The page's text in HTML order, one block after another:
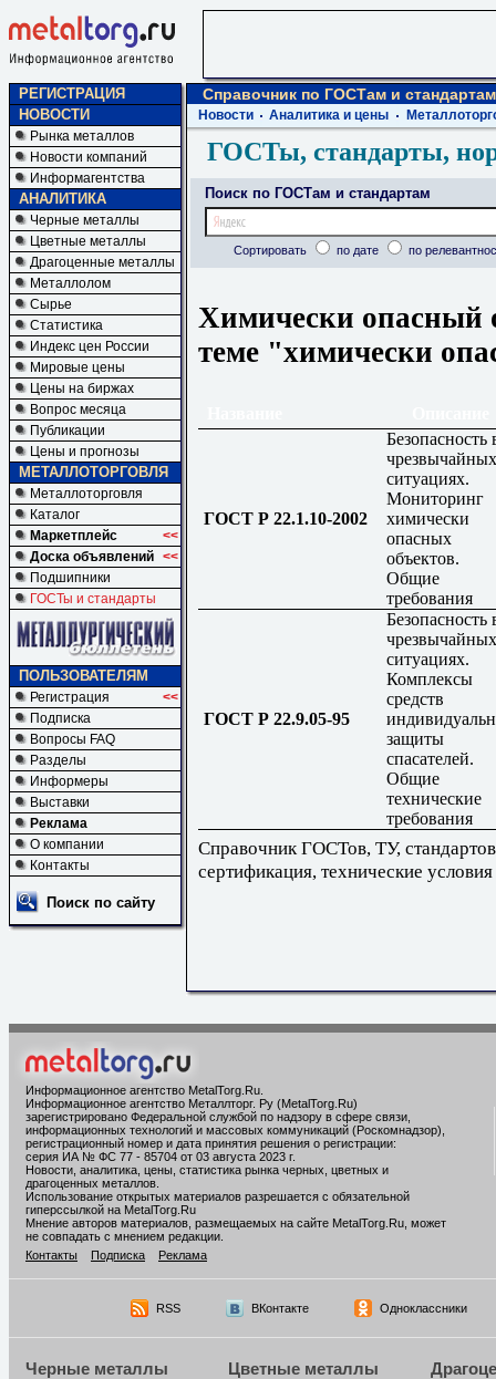
РЕГИСТРАЦИЯ
НОВОСТИ
Рынка металлов
Новости компаний
Информагентства
АНАЛИТИКА
Черные металлы
Цветные металлы
Драгоценные металлы
Металлолом
Сырье
Статистика
Индекс цен России
Мировые цены
Цены на биржах
Вопрос месяца
Публикации
Цены и прогнозы
МЕТАЛЛОТОРГОВЛЯ
Металлоторговля
Каталог
Маркетплейс
<<
Доска объявлений <<
Подшипники
ГОСТы и стандарты
ПОЛЬЗОВАТЕЛЯМ
Регистрация
<<
Подписка
Вопросы FAQ
Разделы
Информеры
Выставки
Реклама
О компании
Контакты
Поиск по сайту
Справочник по ГОСТам и стандартам
Новости Аналитика и цены
ГОСТы, стандарты,
Поиск по ГОСТам и стандартам
Сортировать по дате по
Химически опасный
теме "химически
ГОСТ Р 22.1.10-2002
Безопасность
чрезвычайных
ситуациях.
Мониторинг
химически
опасных
объектов.
Общие
требования
ГОСТ Р 22.9.05-95
Безопасность
чрезвычайных
ситуациях.
Комплексы
средств
защиты
спасателей.
Общие
технические
требования
Справочник ГОСТов, ТУ,
сертификация, технические условия
Информационное агентство MetalTorg.Ru
Информационное агентство Металлторг. Ру (MetalTorg.Ru)
зарегистрировано Федеральной службой по надзору в сфере связи,
информационных технологий и массовых коммуникаций (Роскомнадзор),
регистрационный номер и дата принятия решения о регистрации:
серия ИА № ФС 77 - 85704 от 03 августа 2023 г.
Новости, аналитика, цены, статистика рынка черных, цветных и
драгоценных металлов.
Использование открытых материалов разрешается с обязательной
гиперссылкой на MetalTorg.Ru
Мнение авторов материалов, размещаемых на сайте MetalTorg.Ru, может
не совпадать с мнением редакции.
Контакты
Подписка Реклама
RSS ВКонтакте Одноклассники
Черные металлы Цветные металлы